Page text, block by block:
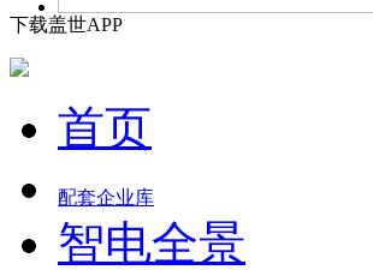
下载盖世APP
首页
配套企业库
智电全景